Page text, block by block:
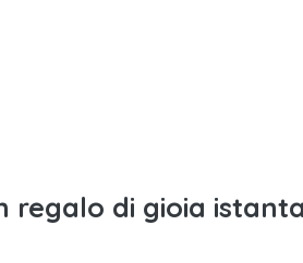
regalo di gioia